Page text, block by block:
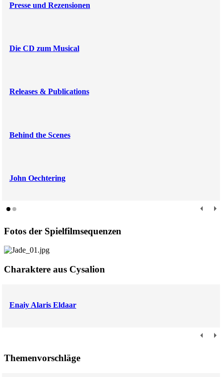
Presse und Rezensionen
Die CD zum Musical
Releases & Publications
Behind the Scenes
John Oechtering
Fotos der Spielfilmsequenzen
Charaktere aus Cysalion
Enaiy Alaris Eldaar
Themenvorschläge